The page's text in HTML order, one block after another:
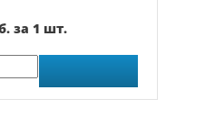
за 1 шт.